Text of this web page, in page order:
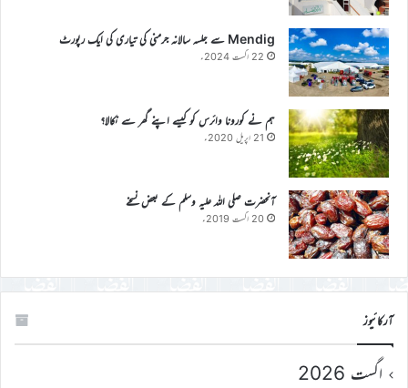
Mendig سے جلسہ سالانہ جرمنی کی تیاری کی ایک رپورٹ
22 اگست 2024ء
ہم نے کورونا وائرس کو کیسے اپنے گھر سے نکالا؟
21 اپریل 2020ء
آنحضرت صلی اللہ علیہ وسلم کے بعض نسخے
20 اگست 2019ء
آرکائیوز
اگست 2026